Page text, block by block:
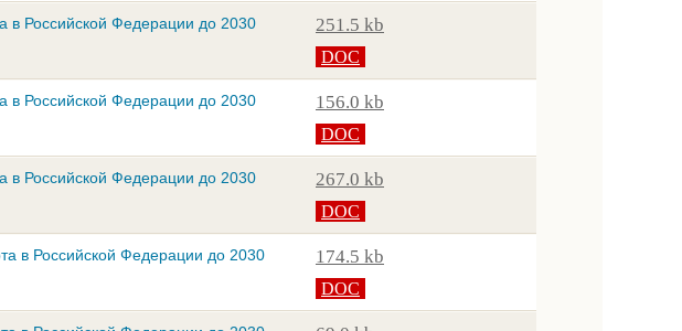
в Российской Федерации до 2030
251.5 kb
DOC
в Российской Федерации до 2030
156.0 kb
DOC
в Российской Федерации до 2030
267.0 kb
DOC
в Российской Федерации до 2030
174.5 kb
DOC